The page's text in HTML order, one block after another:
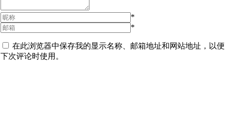
*
*
在此浏览器中保存我的显示名称、邮箱地址和网站地址，以便
下次评论时使用。